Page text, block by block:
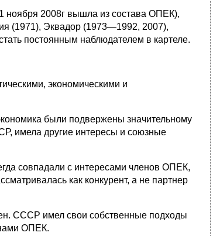
ноября 2008г вышла из состава ОПЕК),
(1971), Эквадор (1973—1992, 2007),
постоянным наблюдателем в картеле.
экономическими и
были подвержены значительному
имела другие интересы и союзные
совпадали с интересами членов ОПЕК,
как конкурент, а не партнер
СССР имел свои собственные подходы
ОПЕК.